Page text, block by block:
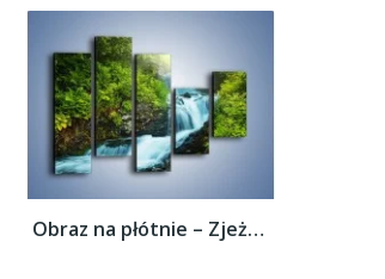
Obraz na płótnie – Zjeżdżalnia z wodospadu...